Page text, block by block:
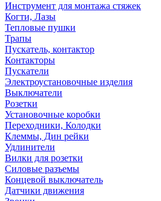
Инструмент для монтажа стяжек
Когти, Лазы
Тепловые пушки
Трапы
Пускатель, контактор
Контакторы
Пускатели
Электроустановочные изделия
Выключатели
Розетки
Установочные коробки
Переходники, Колодки
Клеммы, Дин рейки
Удлинители
Вилки для розетки
Силовые разъемы
Концевой выключатель
Датчики движения